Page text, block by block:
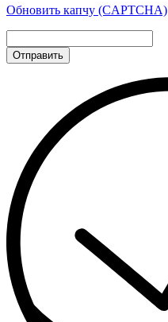
Обновить капчу (CAPTCHA)
Отправить